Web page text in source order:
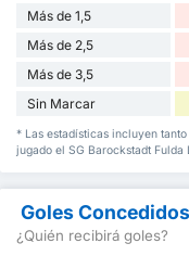
Más de 1,5
Más de 2,5
Más de 3,5
Sin Marcar
* Las estadísticas incluyen
jugado el SG Barockstadt Fulda
Goles Concedidos
¿Quién recibirá goles?